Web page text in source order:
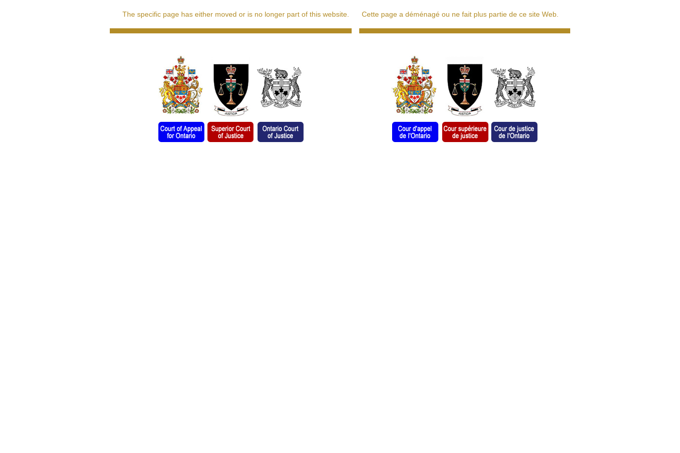
The specific page has either moved or is no longer part of this website. Cette page a déménagé ou ne fait plus partie de ce site Web.